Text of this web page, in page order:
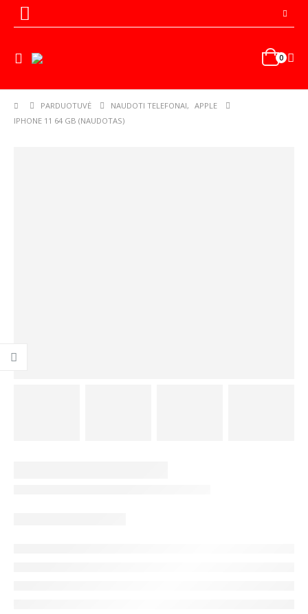
0
PARDUOTUVĖ NAUDOTI TELEFONAI,
APPLE
IPHONE 11 64 GB (NAUDOTAS)